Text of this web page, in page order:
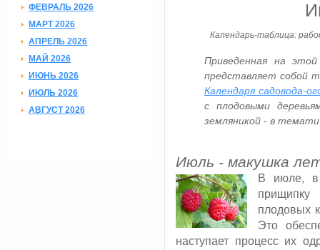
ФЕВРАЛЬ 2026
МАРТ 2026
АПРЕЛЬ 2026
МАЙ 2026
ИЮНЬ 2026
ИЮЛЬ 2026
АВГУСТ 2026
Календарь-таблица:
Приведенная на
представляет собой
Календаря садовода-
с плодовыми
земляникой - в
Июль - макушка
В июле, в
прищипку
плодовых
Это
наступает процесс их